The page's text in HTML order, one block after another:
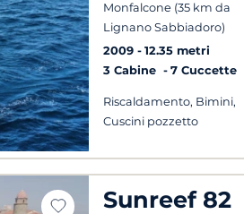
Monfalcone (35 km da
Lignano Sabbiadoro)
2009
12.35 metri
3 Cabine
7 Cuccette
Riscaldamento, Bimini,
Cuscini pozzetto
Sunreef 82